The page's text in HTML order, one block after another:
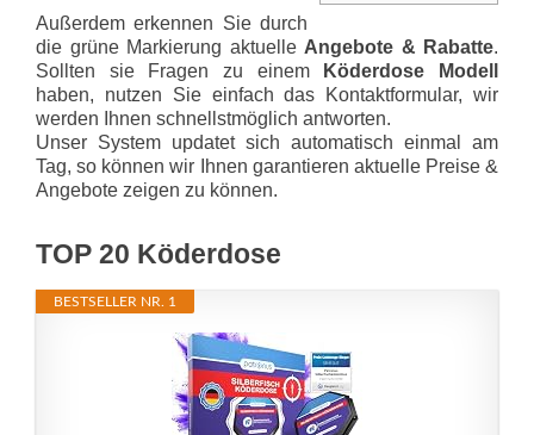
Außerdem erkennen Sie durch
die grüne Markierung aktuelle Angebote & Rabatte.
Sollten sie Fragen zu einem
Köderdose Modell
haben, nutzen Sie einfach das Kontaktformular, wir
werden Ihnen schnellstmöglich antworten.
Unser System updatet sich automatisch einmal am
Tag, so können wir Ihnen garantieren aktuelle Preise &
Angebote zeigen zu können.
TOP 20 Köderdose
BESTSELLER NR. 1